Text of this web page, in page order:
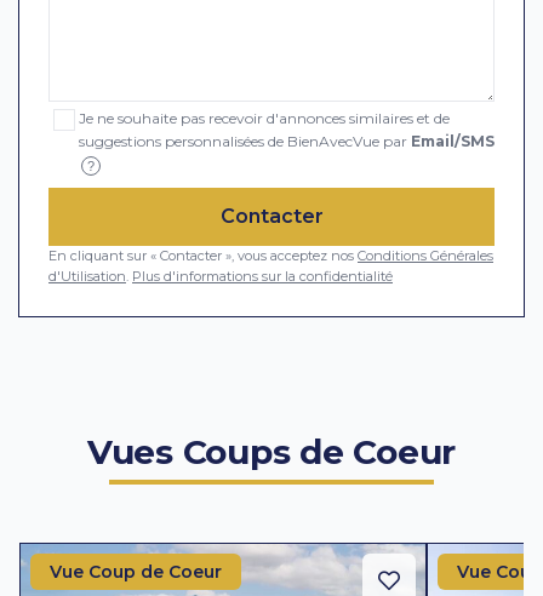
Je ne souhaite pas recevoir d'annonces similaires et de
suggestions personnalisées de BienAvecVue par Email/SMS
?
Contacter
En cliquant sur « Contacter », vous acceptez nos Conditions Générales
d'Utilisation Plus d'informations sur la confidentialité
Vues Coups de Coeur
Vue Coup de Coeur Vue